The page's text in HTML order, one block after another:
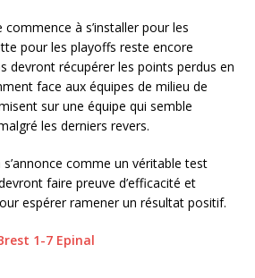
commence à s’installer pour les
pour les playoffs reste encore
devront récupérer les points perdus en
face aux équipes de milieu de
sur une équipe qui semble
les derniers revers.
comme un véritable test
faire preuve d’efficacité et
espérer ramener un résultat positif.
1-7 Epinal